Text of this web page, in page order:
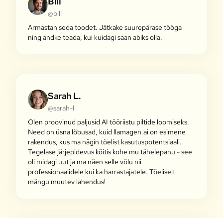
@bill
Armastan seda toodet. Jätkake suurepärase tööga
ning andke teada, kui kuidagi saan abiks olla.
Sarah L.
@sarah-l
Olen proovinud paljusid AI tööriistu piltide loomiseks.
Need on üsna lõbusad, kuid llamagen.ai on esimene
rakendus, kus ma nägin tõelist kasutuspotentsiaali.
Tegelase järjepidevus köitis kohe mu tähelepanu - see
oli midagi uut ja ma näen selle võlu nii
professionaalidele kui ka harrastajatele. Tõeliselt
mängu muutev lahendus!